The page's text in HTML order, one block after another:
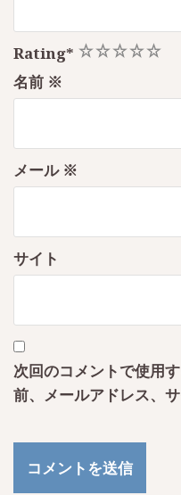
Rating* 5
4
3
2
1
名前 ※
メール ※
サイト
次回のコメントで使用
前、メールアドレス、サ